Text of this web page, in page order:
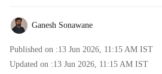
Ganesh Sonawane
Published on :13 Jun 2026, 11:15 AM IST
Updated on :13 Jun 2026, 11:15 AM IST